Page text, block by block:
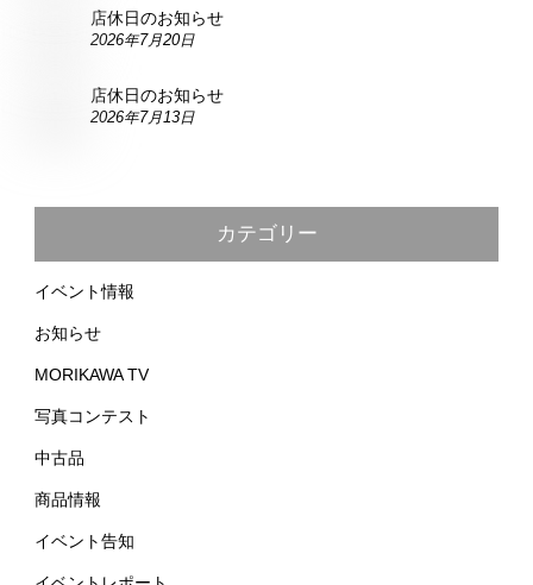
店休日のお知らせ
2026年7月20日
店休日のお知らせ
2026年7月13日
カテゴリー
イベント情報
お知らせ
MORIKAWA TV
写真コンテスト
中古品
商品情報
イベント告知